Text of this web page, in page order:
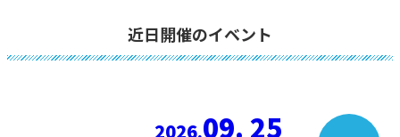
近日開催のイベント
2026.09. 25